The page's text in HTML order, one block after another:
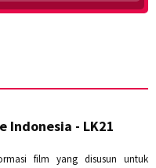
Indonesia - LK21
film yang disusun untuk